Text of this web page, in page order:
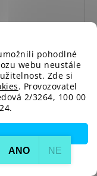
pohodlné
webu neustále
Zde si
. Provozovatel
2/3264, 100 00
ANO NE